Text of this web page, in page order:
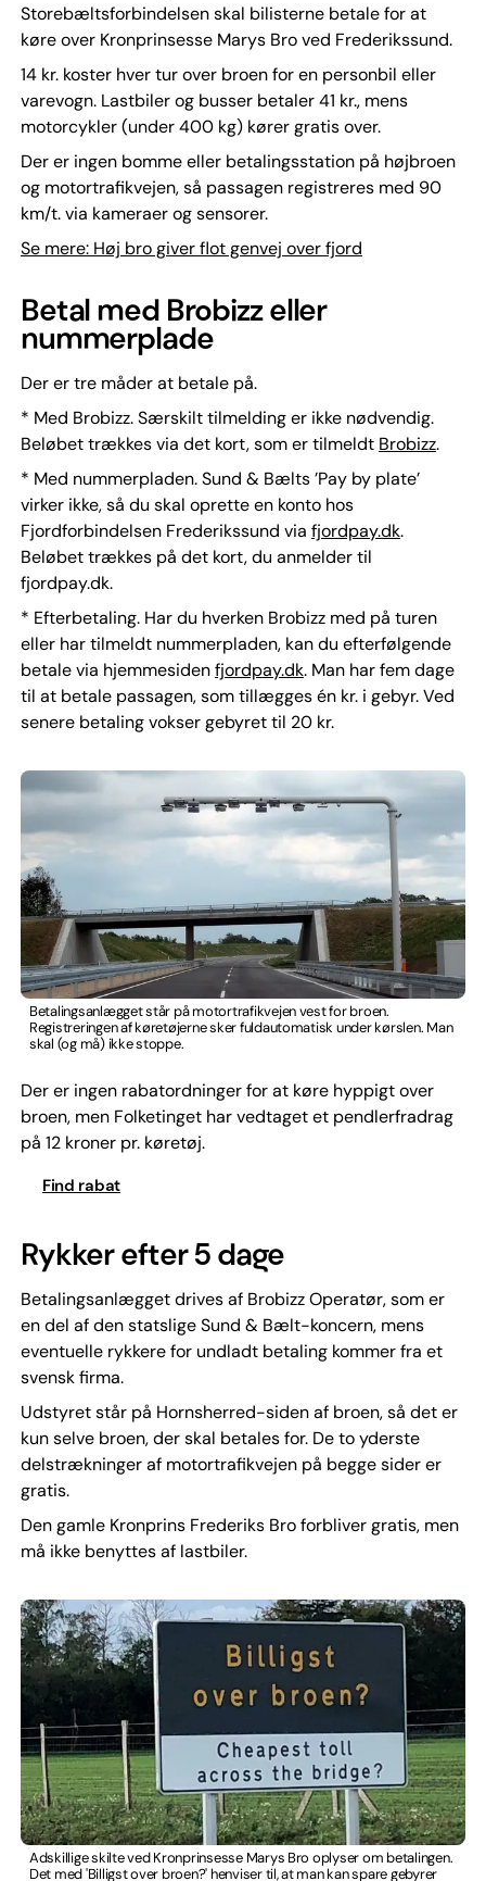
Storebæltsforbindelsen skal bilisterne betale for at
køre over Kronprinsesse Marys Bro ved Frederikssund.
14 kr. koster hver tur over broen for en personbil eller
varevogn. Lastbiler og busser betaler 41 kr., mens
motorcykler (under 400 kg) kører gratis over.
Der er ingen bomme eller betalingsstation på højbroen
og motortrafikvejen, så passagen registreres med 90
km/t. via kameraer og sensorer.
Se mere: Høj bro giver flot genvej over fjord
Betal med Brobizz eller
nummerplade
Der er tre måder at betale på.
* Med Brobizz. Særskilt tilmelding er ikke nødvendig.
Beløbet trækkes via det kort, som er tilmeldt Brobizz.
* Med nummerpladen. Sund & Bælts ’Pay by plate’
virker ikke, så du skal oprette en konto hos
Fjordforbindelsen Frederikssund via fjordpay.dk.
Beløbet trækkes på det kort, du anmelder til
fjordpay.dk.
* Efterbetaling. Har du hverken Brobizz med på turen
eller har tilmeldt nummerpladen, kan du efterfølgende
betale via hjemmesidenfjordpay.dk. Man har fem dage
til at betale passagen, som tillægges én kr. i gebyr. Ved
senere betaling vokser gebyret til 20 kr.
Betalingsanlægget står på motortrafikvejen vest for broen.
Registreringen af køretøjerne sker fuldautomatisk under kørslen. Man
skal (og må) ikke stoppe.
Der er ingen rabatordninger for at køre hyppigt over
broen, men Folketinget har vedtaget et pendlerfradrag
på 12 kroner pr. køretøj.
Find rabat
Rykker efter 5 dage
Betalingsanlægget drives af Brobizz Operatør, som er
en del af den statslige Sund & Bælt-koncern, mens
eventuelle rykkere for undladt betaling kommer fra et
svensk firma.
Udstyret står på Hornsherred-siden af broen, så det er
kun selve broen, der skal betales for. De to yderste
delstrækninger af motortrafikvejen på begge sider er
gratis.
Den gamle Kronprins Frederiks Bro forbliver gratis, men
må ikke benyttes af lastbiler.
Adskillige skilte ved Kronprinsesse Marys Bro oplyser om betalingen.
Det med 'Billigst over broen?' henviser til, at man kan spare gebyrer